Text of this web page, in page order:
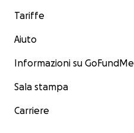
Tariffe
Aiuto
Informazioni su GoFundMe
Sala stampa
Carriere